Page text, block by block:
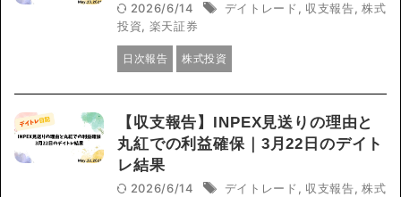
2026/6/14 デイトレード , 収支報告, 株式
投資, 楽天証券
日次報告 株式投資
【収支報告】INPEX見送りの理由と
丸紅での利益確保｜3月22日のデイト
レ結果
2026/6/14 デイトレード , 収支報告, 株式